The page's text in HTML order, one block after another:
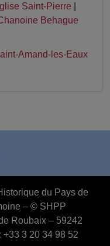
Saint-Pierre
Behague
Amand-les-Eaux
du Pays de
– © SHPP
Roubaix – 59242
3 20 34 98 52